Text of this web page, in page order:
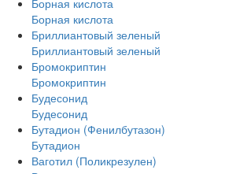
Борная кислота
Борная кислота
Бриллиантовый зеленый
Бриллиантовый зеленый
Бромокриптин
Бромокриптин
Будесонид
Будесонид
Бутадион (Фенилбутазон)
Бутадион
Ваготил (Поликрезулен)